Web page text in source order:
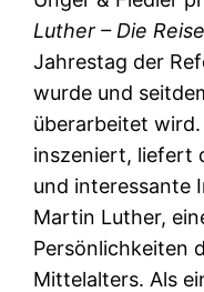
Luther – Die Reise
Jahrestag der
wurde und
überarbeitet
inszeniert, liefert
und interessante
Martin Luther,
Persönlichkeiten
Mittelalters. Als